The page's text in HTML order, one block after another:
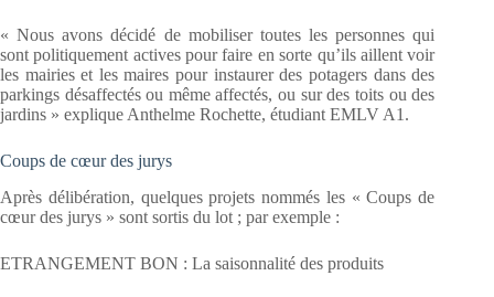
« Nous avons décidé de mobiliser toutes les personnes qui
sont politiquement actives pour faire en sorte qu’ils aillent voir
les mairies et les maires pour instaurer des potagers dans des
parkings désaffectés ou même affectés, ou sur des toits ou des
jardins » explique Anthelme Rochette, étudiant EMLV A1.
Coups de cœur des jurys
Après délibération, quelques projets nommés les « Coups de
cœur des jurys » sont sortis du lot ; par exemple :
ETRANGEMENT BON : La saisonnalité des produits